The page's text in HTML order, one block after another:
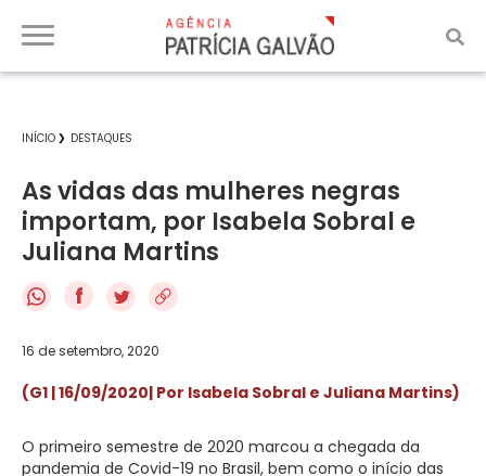
INÍCIO DESTAQUES
As vidas das mulheres negras
importam, por Isabela Sobral e
Juliana Martins
f
16 de setembro, 2020
(G1 | 16/09/2020| Por Isabela Sobral e Juliana Martins)
O primeiro semestre de 2020 marcou a chegada da
pandemia de Covid-19 no Brasil, bem como o início das